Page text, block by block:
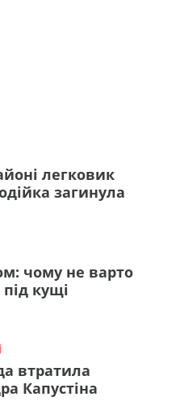
легковик
загинула
чому не варто
кущі
втратила
Капустіна